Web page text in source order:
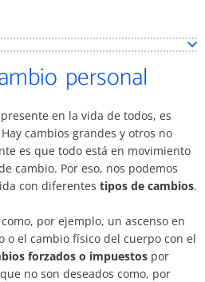
personal
en la vida de todos, es
cambios grandes y otros no
es que todo está en movimiento
cambio. Por eso, nos podemos
con diferentes tipos de cambios.
como, por ejemplo, un ascenso en
el cambio físico del cuerpo con el
forzados o impuestos por
no son deseados como, por